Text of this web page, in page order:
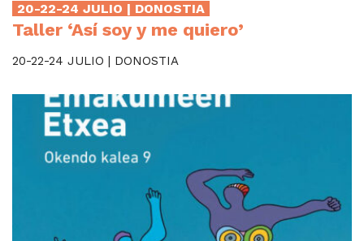
20-22-24 JULIO | DONOSTIA
Taller ‘Así soy y me quiero’
20-22-24 JULIO | DONOSTIA